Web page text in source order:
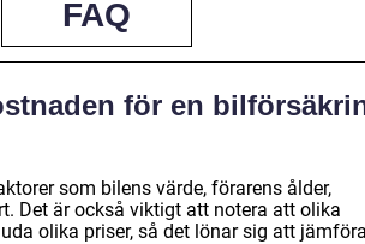
FAQ
för en
som bilens värde, förarens ålder,
Det är också viktigt att notera att olika
olika priser, så det lönar sig att